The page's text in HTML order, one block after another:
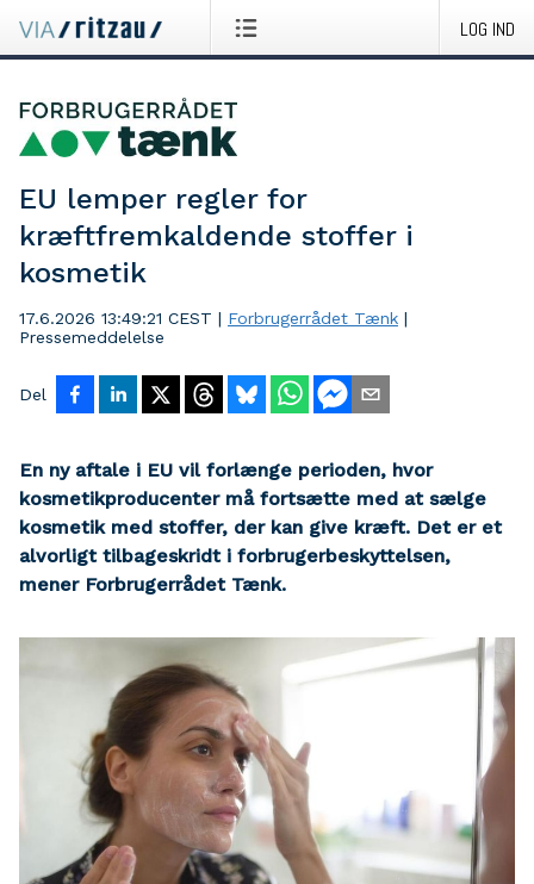
LOG IND
EU lemper regler for
kræftfremkaldende stoffer i
kosmetik
17.6.2026 13:49:21 CEST | Forbrugerrådet Tænk |
Pressemeddelelse
Del
En ny aftale i EU vil forlænge perioden, hvor
kosmetikproducenter må fortsætte med at sælge
kosmetik med stoffer, der kan give kræft. Det er et
alvorligt tilbageskridt i forbrugerbeskyttelsen,
mener Forbrugerrådet Tænk.